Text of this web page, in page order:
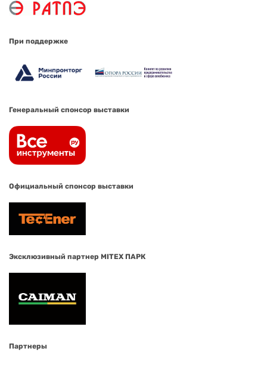
При поддержке
Генеральный спонсор выставки
Официальный спонсор выставки
Эксклюзивный партнер MITEX ПАРК
Партнеры